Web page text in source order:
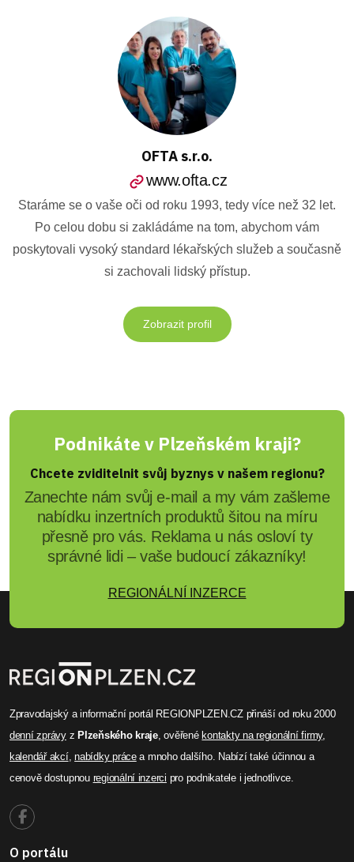
OFTA s.r.o.
www.ofta.cz
Staráme se o vaše oči od roku 1993, tedy více než 32 let.
Po celou dobu si zakládáme na tom, abychom vám
poskytovali vysoký standard lékařských služeb a současně
si zachovali lidský přístup.
Zobrazit profil
Podnikáte v Plzeňském kraji?
Chcete zviditelnit svůj byznys v našem regionu?
Zanechte nám svůj e-mail a my vám zašleme
nabídku inzertních produktů šitou na míru
přesně pro vás. Reklama u nás osloví ty
správné lidi – vaše budoucí zákazníky!
REGIONÁLNÍ INZERCE
Zpravodajský a informační portál REGIONPLZEN.CZ přináší od roku 2000
denní zprávyz Plzeňského kraje, ověřené kontakty na regionální firmy,
kalendář akcí,nabídky prácea mnoho dalšího. Nabízí také účinnou a
cenově dostupnou regionální inzerci pro podnikatele i jednotlivce.
O portálu